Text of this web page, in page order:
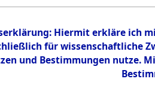
Einen Kommentar
Hiermit erkläre ich
für wissenschaftliche
und Bestimmungen nutze.